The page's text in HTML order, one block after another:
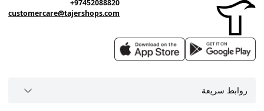
+97452088820
customercare@tajershops.com
روابط سريعة